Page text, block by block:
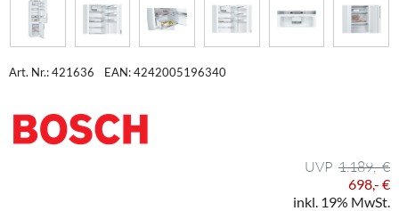
Art. Nr.: 421636 EAN: 4242005196340
1.189,- €
698,- €
inkl. 19% MwSt.